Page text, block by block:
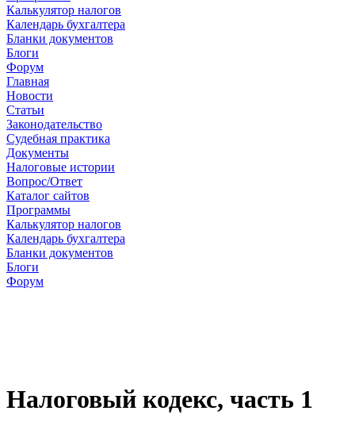
Калькулятор налогов
Календарь бухгалтера
Бланки документов
Блоги
Форум
Главная
Новости
Cтатьи
Законодательство
Судебная практика
Документы
Налоговые истории
Вопрос/Ответ
Каталог сайтов
Программы
Калькулятор налогов
Календарь бухгалтера
Бланки документов
Блоги
Форум
Налоговый кодекс, часть 1